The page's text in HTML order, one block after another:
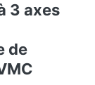
3 axes
de